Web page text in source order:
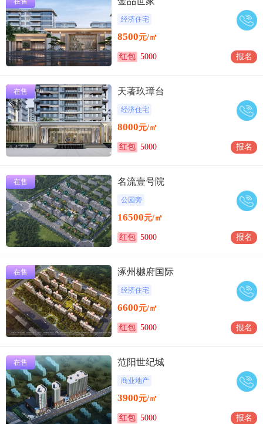
经济住宅
8500元/㎡
红包 5000 报名
在售 天著玖璋台
经济住宅
8000元/㎡
红包 5000 报名
在售 名流壹号院
公园旁
16500元/㎡
红包 5000 报名
在售 涿州樾府国际
经济住宅
6600元/㎡
红包 5000 报名
在售 范阳世纪城
商业地产
3900元/㎡
红包 5000 报名